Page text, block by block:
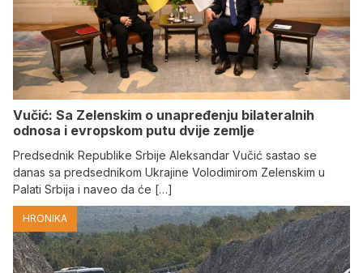
Vučić: Sa Zelenskim o unapređenju bilateralnih
odnosa i evropskom putu dvije zemlje
Predsednik Republike Srbije Aleksandar Vučić sastao se
danas sa predsednikom Ukrajine Volodimirom Zelenskim u
Palati Srbija i naveo da će […]
HRONIKA